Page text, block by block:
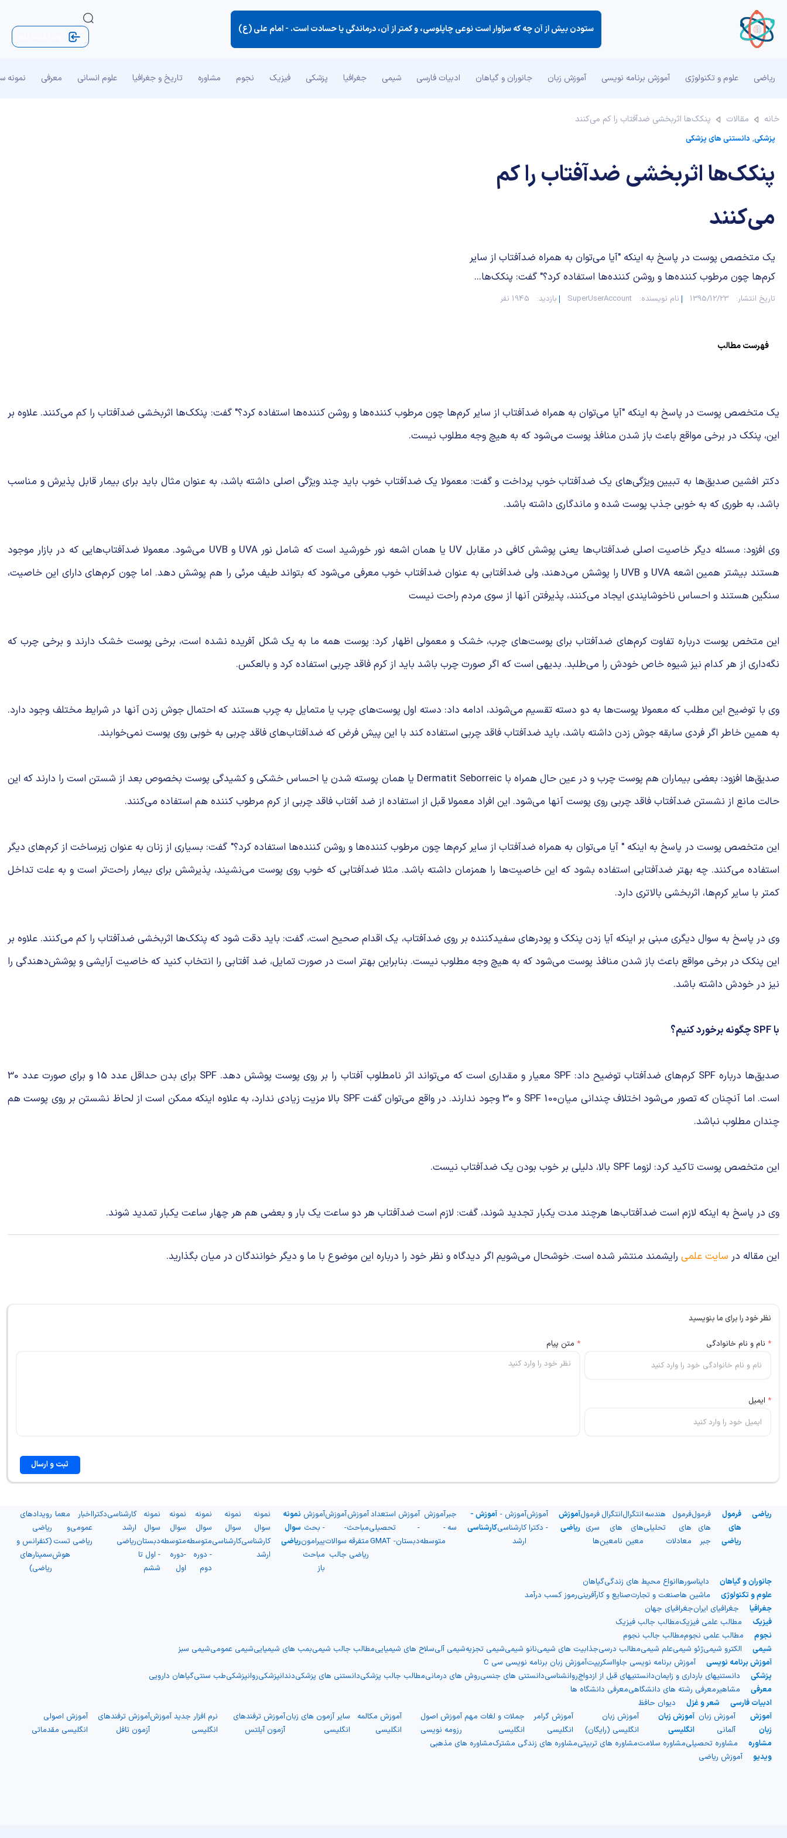
ستودن بیش از آن چه كه سزاوار است نوعی چاپلوسی، و كمتر از آن،‌ درماندگی یا حسادت است. -امام علی (ع)
ریاضی علوم و تکنولوژی آموزش برنامه نویسی آموزش زبان جانوران و گیاهان ادبیات فارسی شیمی جغرافیا پزشکی فیزیک نجوم مشاوره تاریخ و جغرافیا علوم انسانی معرفی نمونه
خانه مقالات پنکک‌ها اثربخشی ضدآفتاب را کم می‌کنند
پزشکی, دانستنی های پزشکی
پنکک‌ها اثربخشی ضدآفتاب را کم
می‌کنند
یک متخصص پوست در پاسخ به اینکه "آیا می‌توان به همراه ضدآفتاب از سایر
کرم‌ها چون مرطوب کننده‌ها و روشن کننده‌ها استفاده کرد؟" گفت: پنکک‌ها...
تاریخ انتشار: 1395/12/23 نام نویسنده: SuperUserAccount بازدید: 1945 نفر
فهرست مطالب
یک متخصص پوست در پاسخ به اینکه "آیا می‌توان به همراه ضدآفتاب از سایر کرم‌ها چون مرطوب کننده‌ها و روشن کننده‌ها استفاده کرد؟" گفت: پنکک‌ها اثربخشی ضدآفتاب را کم می‌کنند. علاوه بر
این، پنکک در برخی مواقع باعث باز شدن منافذ پوست می‌شود که به هیچ وجه مطلوب نیست.
دکتر افشین صدیق‌ها به تبیین ویژگی‌های یک ضدآفتاب خوب پرداخت و گفت: معمولا یک ضدآفتاب خوب باید چند ویژگی اصلی داشته باشد، به عنوان مثال باید برای بیمار قابل پذیرش و مناسب
باشد، به طوری که به خوبی جذب پوست شده و ماندگاری داشته باشد.
وی افزود: مسئله دیگر خاصیت اصلی ضدآفتاب‌ها یعنی پوشش کافی در مقابل UV یا همان اشعه نور خورشید است که شامل نور UVA و UVB می‌شود. معمولا ضدآفتاب‌هایی که در بازار موجود
هستند بیشتر همین اشعه UVA و UVB را پوشش می‌دهند، ولی ضدآفتابی به عنوان ضدآفتاب خوب معرفی می‌شود که بتواند طیف مرئی را هم پوشش دهد. اما چون کرم‌های دارای این خاصیت،
سنگین‌ هستند و احساس ناخوشایندی ایجاد می‌کنند، پذیرفتن آنها از سوی مردم راحت نیست
این متخص پوست درباره تفاوت کرم‌های ضدآفتاب برای پوست‌های چرب، خشک و معمولی اظهار کرد: پوست همه ما به یک شکل آفریده نشده است، برخی پوست خشک دارند و برخی چرب که
نگه‌داری از هر کدام نیز شیوه خاص خودش را می‌طلبد. بدیهی است که اگر صورت چرب باشد باید از کرم فاقد چربی استفاده کرد و بالعکس.
وی با توضیح این مطلب که معمولا پوست‌ها به دو دسته تقسیم می‌شوند، ادامه داد: دسته اول پوست‌های چرب یا متمایل به چرب هستند که احتمال جوش زدن آنها در شرایط مختلف وجود دارد.
به همین خاطر اگر فردی سابقه جوش زدن داشته باشد، باید ضدآفتاب فاقد چربی استفاده کند با این پیش فرض که ضدآفتاب‌های فاقد چربی به خوبی روی پوست نمی‌خوابند.
صدیق‌ها افزود: بعضی بیماران هم پوست چرب و در عین حال همراه با Dermatit Seborreic یا همان پوسته شدن یا احساس خشکی و کشیدگی پوست بخصوص بعد از شستن است را دارند که این
حالت مانع از نشستن ضدآفتاب فاقد چربی روی پوست آنها می‌شود. این افراد معمولا قبل از استفاده از ضد آفتاب فاقد چربی از کرم مرطوب کننده هم استفاده می‌کنند.
این متخصص پوست در پاسخ به اینکه " آیا می‌توان به همراه ضدآفتاب از سایر کرم‌ها چون مرطوب کننده‌ها و روشن کننده‌ها استفاده کرد؟" گفت: بسیاری از زنان به عنوان زیرساخت از کرم‌های دیگر
استفاده می‌کنند. چه بهتر ضدآفتابی استفاده بشود که این خاصیت‌ها را همزمان داشته باشد. مثلا ضدآفتابی که خوب روی پوست می‌نشیند، پذیرشش برای بیمار راحت‌تر است و به علت تداخل
کمتر با سایر کرم‌ها، اثربخشی بالاتری دارد.
وی در پاسخ به سوال دیگری مبنی بر اینکه آیا زدن پنکک و پودرهای سفیدکننده بر روی ضدآفتاب، یک اقدام صحیح است، گفت: باید دقت شود که پنکک‌ها اثربخشی ضدآفتاب را کم می‌کنند. علاوه بر
این پنکک در برخی مواقع باعث باز شدن منافذ پوست می‌شود که به هیچ وجه مطلوب نیست. بنابراین بهتر است در صورت تمایل، ضد آفتابی را انتخاب کنید که خاصیت آرایشی و پوشش‌دهندگی را
نیز در خودش داشته باشد.
با SPF چگونه برخورد کنیم؟
صدیق‌ها درباره SPF کرم‌های ضدآفتاب توضیح داد: SPF معیار و مقداری است که می‌تواند اثر نامطلوب آفتاب را بر روی پوست پوشش دهد. SPF برای بدن حداقل عدد 15 و برای صورت عدد 30
است. اما آنچنان که تصور می‌شود اختلاف چندانی میانSPF 100 و 30 وجود ندارند. در واقع می‌توان گفت SPF بالا مزیت زیادی ندارد، به علاوه اینکه ممکن است از لحاظ نشستن بر روی پوست هم
چندان مطلوب نباشد.
این متخصص پوست تاکید کرد: لزوما SPF بالا، دلیلی بر خوب بودن یک ضدآفتاب نیست.
وی در پاسخ به اینکه لازم است ضدآفتاب‌ها هرچند مدت یکبار تجدید شوند، گفت: لازم است ضدآفتاب هر دو ساعت یک بار و بعضی هم هر چهار ساعت یکبار تمدید شوند.
این مقاله در سایت علمی رایشمند منتشر شده است. خوشحال می‌شویم اگر دیدگاه و نظر خود را درباره این موضوع با ما و دیگر خوانندگان در میان بگذارید.
نظر خود را برای ما بنویسید
* نام و نام خانوادگی
* ایمیل
* متن پیام
ثبت و ارسال
ریاضی
فرمول
های
ریاضی
فرمول
های
جبر
فرمول
های
معادلات
هندسه
تحلیلی
انتگرال
های
معین
انتگرال
های
نامعین
فرمول
سری
ها
آموزش
ریاضی
آموزش
- دکترا
آموزش -
کارشناسی
ارشد
آموزش -
کارشناسی
جبر
سه
آموزش
-
متوسطه
آموزش
-
دبستان
استعداد
تحصیلی
- GMAT
آموزش
مباحث
متفرقه
ریاضی
آموزش
-
سوالات
جالب
آموزش
- بحث
پیرامون
مباحث
باز
نمونه
سوال
ریاضی
نمونه
سوال
کارشناسی
ارشد
نمونه
سوال
کارشناسی
نمونه
سوال
متوسطه
- دوره
دوم
نمونه
سوال
متوسطه
-دوره
اول
نمونه
سوال
دبستان
- اول تا
ششم
کارشناسی
ارشد
ریاضی
دکترااخبار
عمومی
ریاضی
معما
و
تست
هوش
رویدادهای
ریاضی
(کنفرانس و
سمینارهای
ریاضی)
جانوران و گیاهان
دایناسورهاانواع محیط های زندگیگیاهان
علوم و تکنولوژی
ماشین هاصنعت و تجارتصنایع و کارآفرینیرموز کسب درآمد
جغرافیا
جغرافیای ایرانجغرافیای جهان
فیزیک
مطالب علمی فیزیکمطالب جالب فیزیک
نجوم
مطالب علمی نجوممطالب جالب نجوم
شیمی
الکترو شیمیژئو شیمیعلم شیمیمطالب درسیجذابیت های شیمینانو شیمیشیمی تجزیهشیمی آلیسلاح های شیمیاییمطالب جالب شیمیبمب های شیمیاییشیمی عمومیشیمی سبز
آموزش برنامه نویسی
آموزش برنامه نویسی جاوااسکریپتآموزش زبان برنامه نویسی سی C
پزشکی
دانستنیهای بارداری و زایماندانستنیهای قبل از ازدواجروانشناسیدانستنی های جنسیروش های درمانیمطالب جالب پزشکیدانستنی های پزشکیدندانپزشکیروانپزشکیطب سنتیگیاهان دارویی
معرفی
مشاهیرمعرفی رشته های دانشگاهیمعرفی دانشگاه ها
ادبیات فارسی
شعر و غزل
دیوان حافظ
آموزش
زبان
آموزش زبان
آلمانی
آموزش زبان
انگلیسی
آموزش زبان
انگلیسی (رایگان)
آموزش گرامر
انگلیسی
جملات و لغات مهم
انگلیسی
آموزش اصول
رزومه نویسی
آموزش مکالمه
انگلیسی
سایر آزمون های زبان
انگلیسی
آموزش ترفندهای
آزمون آیلتس
نرم افزار جدید آموزش
انگلیسی
آموزش ترفندهای
آزمون تافل
آموزش اصولی
انگلیسی مقدماتی
مشاوره
مشاوره تحصیلیمشاوره سلامتمشاوره های تربیتیمشاوره های زندگی مشترکمشاوره های مذهبی
ویدیو
آموزش ریاضی